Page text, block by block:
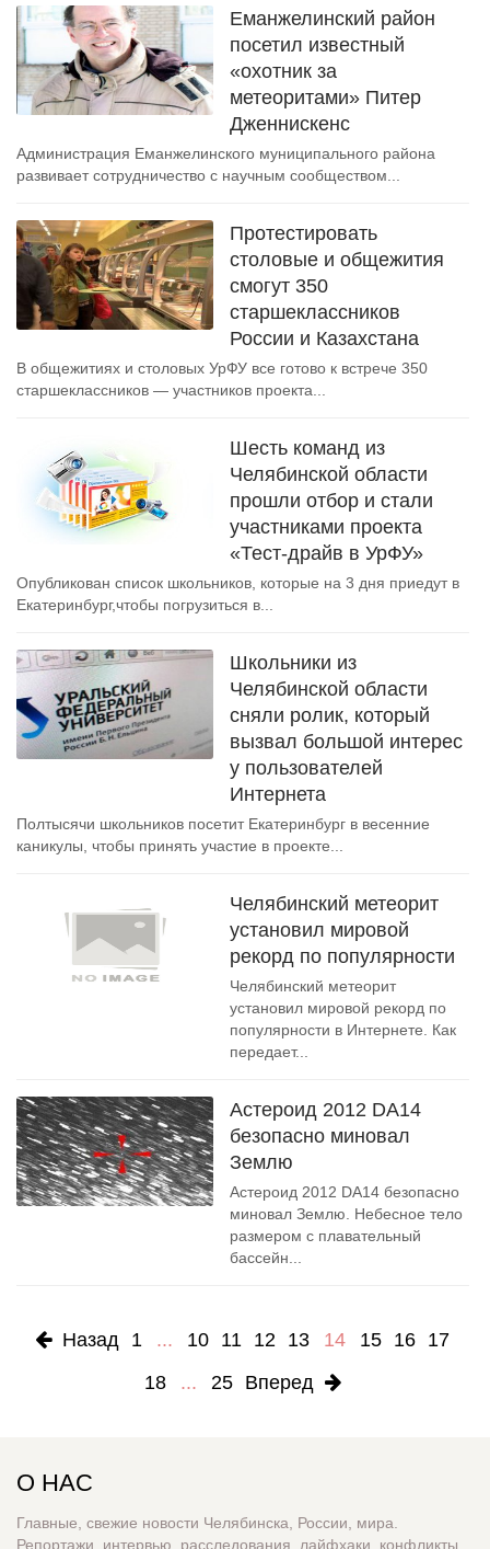
Еманжелинский район
посетил известный
«охотник за
метеоритами» Питер
Дженнискенс
Администрация Еманжелинского муниципального района
развивает сотрудничество с научным сообществом...
Протестировать
столовые и общежития
смогут 350
старшеклассников
России и Казахстана
В общежитиях и столовых УрФУ все готово к встрече 350
старшеклассников — участников проекта...
Шесть команд из
Челябинской области
прошли отбор и стали
участниками проекта
«Тест-драйв в УрФУ»
Опубликован список школьников, которые на 3 дня приедут в
Екатеринбург,чтобы погрузиться в...
Школьники из
Челябинской области
сняли ролик, который
вызвал большой интерес
у пользователей
Интернета
Полтысячи школьников посетит Екатеринбург в весенние
каникулы, чтобы принять участие в проекте...
Челябинский метеорит
установил мировой
рекорд по популярности
Челябинский метеорит
установил мировой рекорд по
популярности в Интернете. Как
передает...
Астероид 2012 DA14
безопасно миновал
Землю
Астероид 2012 DA14 безопасно
миновал Землю. Небесное тело
размером с плавательный
бассейн...
Назад 1 ... 10 11 12 13 14 15 16 17
18
... 25 Вперед
О НАС
Главные, свежие новости Челябинска, России, мира.
Репортажи, интервью, расследования, лайфхаки, конфликты,